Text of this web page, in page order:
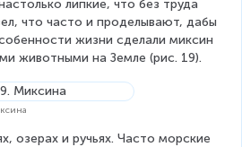
липкие, что без труда
что часто и проделывают, дабы
жизни сделали миксин
животными на Земле (рис. 19).
озерах и ручьях. Часто морские